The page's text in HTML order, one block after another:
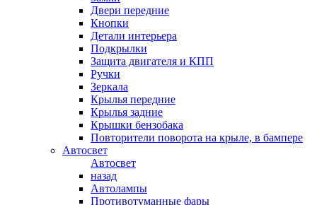
Двери передние
Кнопки
Детали интерьера
Подкрылки
Защита двигателя и КПП
Ручки
Зеркала
Крылья передние
Крылья задние
Крышки бензобака
Повторители поворота на крыле, в бампере
Автосвет
Автосвет
назад
Автолампы
Противотуманные фары